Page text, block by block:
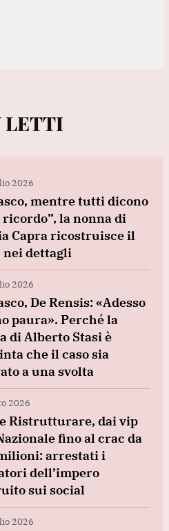
LETTI
2026
mentre tutti dicono
ricordo”, la nonna di
Capra ricostruisce il
nei dettagli
2026
De Rensis: «Adesso
paura». Perché la
di Alberto Stasi è
che il caso sia
a una svolta
2026
Ristrutturare, dai vip
fino al crac da
arrestati i
dell’impero
sui social
2026